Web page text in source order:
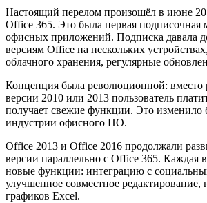
Настоящий перелом произошёл в июне
Office 365. Это была первая подписочная
офисных приложений. Подписка давала
версиям Office на нескольких
облачного хранения, регулярные
Концепция была революционной: вместо
версии 2010 или 2013 пользователь
получает свежие функции. Это изменило
индустрии офисного ПО.
Office 2013 и Office 2016 продолжали
версии параллельно с Office 365. Каждая
новые функции: интеграцию с
улучшенное совместное
графиков Excel.